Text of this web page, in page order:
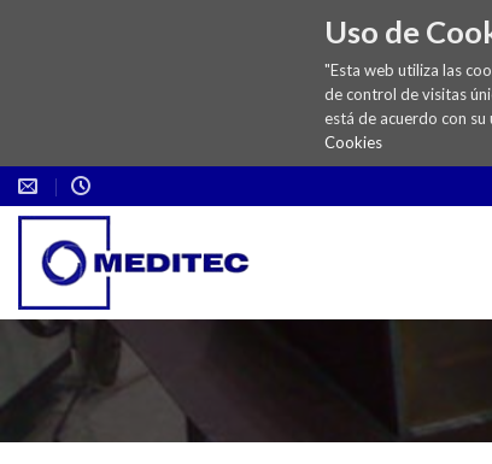
Uso de
"Esta web utiliza las
de control de visitas
está de acuerdo con
Cookies
Skip
to
content